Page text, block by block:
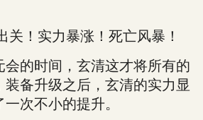
关！实力暴涨！死亡风暴！
会的时间，玄清这才将所有的
装备升级之后，玄清的实力显
次不小的提升。